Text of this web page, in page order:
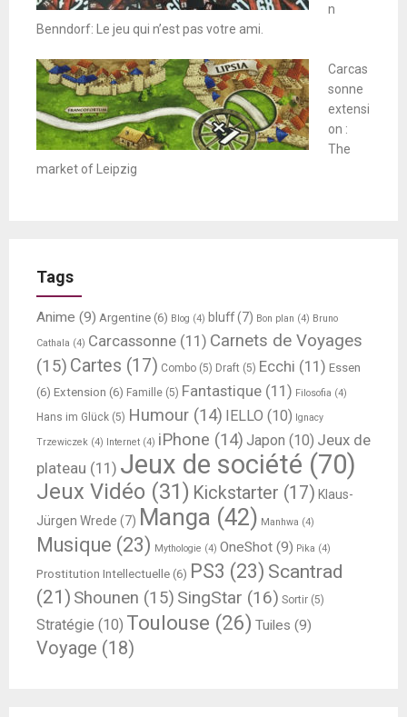
n
Benndorf: Le jeu qui n’est pas votre ami.
Carcas
sonne
extensi
on :
The
market of Leipzig
Tags
Anime (9) Argentine (6) Blog (4) bluff(7) Bon plan (4) Bruno
Cathala (4) Carcassonne (11) Carnets de Voyages
(15) Cartes (17) Combo (5) Draft (5) Ecchi (11) Essen
(6) Extension (6) Famille (5) Fantastique (11) Filosofia (4)
Hans im Glück (5) Humour (14) IELLO (10) Ignacy
Trzewiczek (4) Internet (4) iPhone (14) Japon (10) Jeux de
plateau (11) Jeux de société (70)
Jeux Vidéo (31) Kickstarter (17) Klaus-
Jürgen Wrede (7) Manga (42) Manhwa (4)
Musique (23) Mythologie (4) OneShot (9) Pika (4)
Prostitution Intellectuelle (6) PS3 (23) Scantrad
(21) Shounen (15) SingStar (16) Sortir (5)
Stratégie (10) Toulouse (26) Tuiles (9)
Voyage (18)